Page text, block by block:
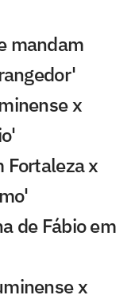
mandam
x
Fortaleza x
de Fábio em
x